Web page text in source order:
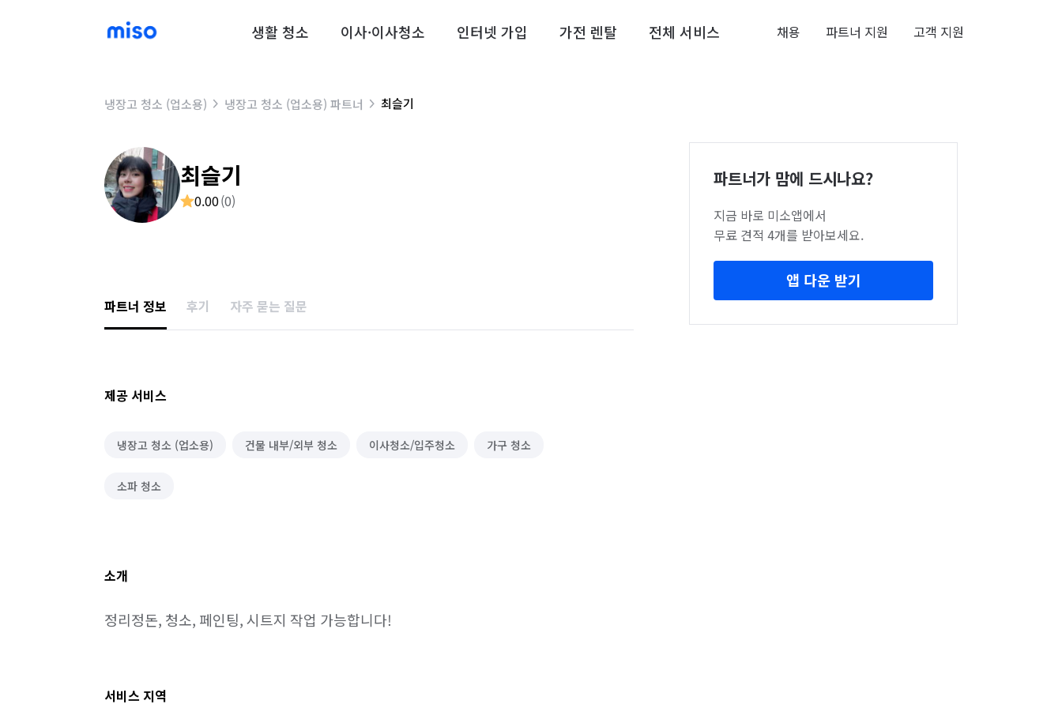
생활 청소 이사·이사청소 인터넷 가입 가전 렌탈 전체 서비스 채용 파트너 지원 고객 지원
냉장고 청소 (업소용) 냉장고 청소 (업소용) 파트너 최슬기
최슬기
0.00(0)
파트너 정보 후기 자주 묻는 질문
제공 서비스
냉장고 청소 (업소용) 건물 내부/외부 청소 이사청소/입주청소 가구 청소
소파 청소
소개
정리정돈, 청소, 페인팅, 시트지 작업 가능합니다!
서비스 지역
파트너가 맘에 드시나요?
지금 바로 미소앱에서
무료 견적 4개를 받아보세요.
앱 다운 받기